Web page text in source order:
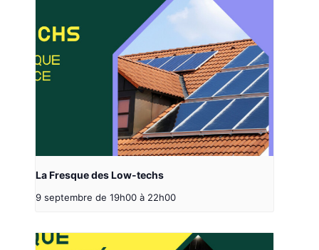
La Fresque des Low-techs
9 septembre de 19h00 à 22h00